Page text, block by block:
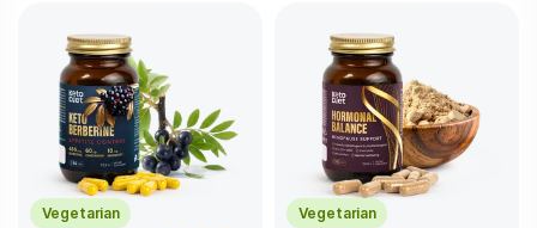
Vegetarian Vegetarian